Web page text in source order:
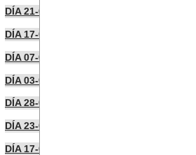
DÍA 21-03-2022
DÍA 17-03-2022
DÍA 07-03-2022
DÍA 03-03-2022
DÍA 28-02-2022
DÍA 23-02-2022
DÍA 17-02-2022